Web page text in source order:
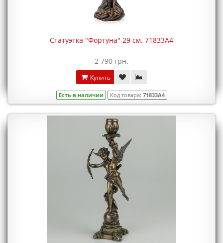
Статуэтка "Фортуна" 29 см. 71833A4
2 790 грн.
Купить
Есть в наличии Код товара: 71833A4